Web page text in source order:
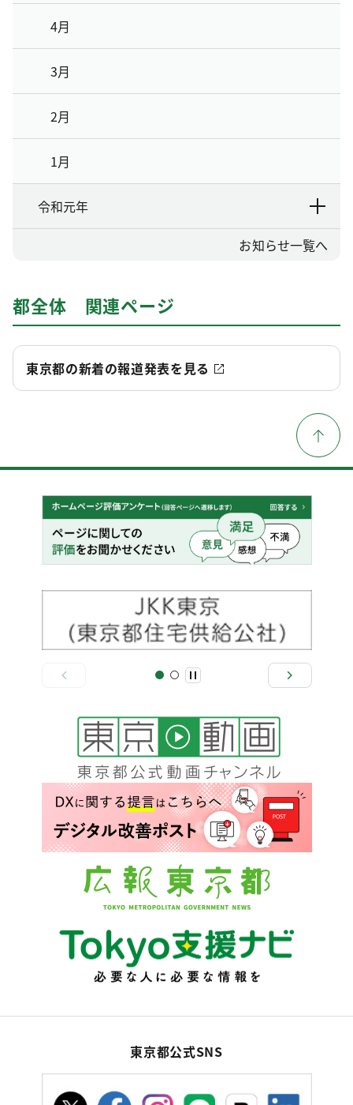
4月
3月
2月
1月
令和元年
お知らせ一覧へ
都全体 関連ページ
東京都の新着の報道発表を見る
東京都公式SNS